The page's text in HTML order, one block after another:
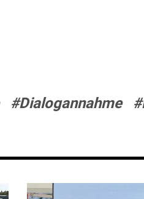
#Dialogannahme